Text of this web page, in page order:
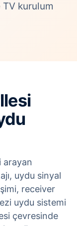
TV kurulum
arayan
uydu sinyal
receiver
uydu sistemi
çevresinde